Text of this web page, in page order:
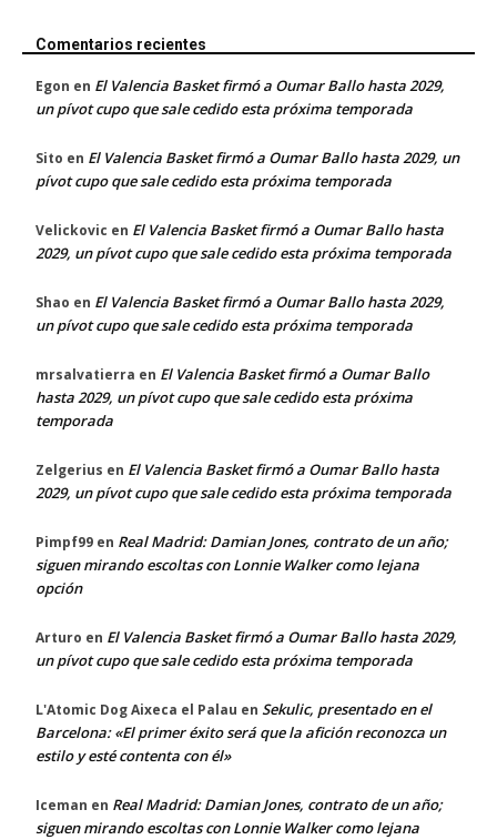
Comentarios recientes
Egon en El Valencia Basket firmó a Oumar Ballo hasta 2029,
un pívot cupo que sale cedido esta próxima temporada
Sito en El Valencia Basket firmó a Oumar Ballo hasta 2029, un
pívot cupo que sale cedido esta próxima temporada
Velickovic en El Valencia Basket firmó a Oumar Ballo hasta
2029, un pívot cupo que sale cedido esta próxima temporada
Shao en El Valencia Basket firmó a Oumar Ballo hasta 2029,
un pívot cupo que sale cedido esta próxima temporada
mrsalvatierra en El Valencia Basket firmó a Oumar Ballo
hasta 2029, un pívot cupo que sale cedido esta próxima
temporada
Zelgerius en El Valencia Basket firmó a Oumar Ballo hasta
2029, un pívot cupo que sale cedido esta próxima temporada
Pimpf99 en Real Madrid: Damian Jones, contrato de un año;
siguen mirando escoltas con Lonnie Walker como lejana
opción
Arturo en El Valencia Basket firmó a Oumar Ballo hasta 2029,
un pívot cupo que sale cedido esta próxima temporada
L'Atomic Dog Aixeca el Palau en Sekulic, presentado en el
Barcelona: «El primer éxito será que la afición reconozca un
estilo y esté contenta con él»
Iceman en Real Madrid: Damian Jones, contrato de un año;
siguen mirando escoltas con Lonnie Walker como lejana